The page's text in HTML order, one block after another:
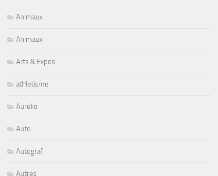
Animaux
Animaux
Arts & Expos
athletisme
Aurelio
Auto
Autograf
Autres